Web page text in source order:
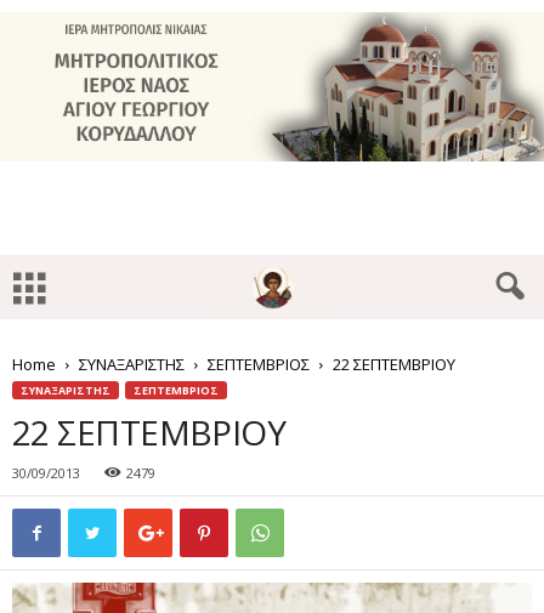
Home ΣΥΝΑΞΑΡΙΣΤΗΣ ΣΕΠΤΕΜΒΡΙΟΣ 22 ΣΕΠΤΕΜΒΡΙΟΥ
ΣΥΝΑΞΑΡΙΣΤΗΣ ΣΕΠΤΕΜΒΡΙΟΣ
22 ΣΕΠΤΕΜΒΡΙΟΥ
30/09/2013 2479